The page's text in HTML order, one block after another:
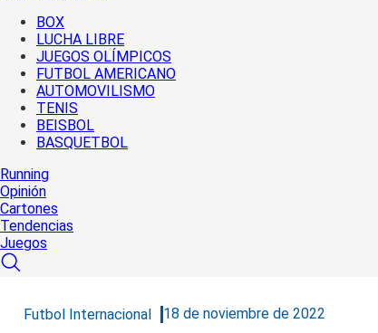
BOX
LUCHA LIBRE
JUEGOS OLÍMPICOS
FUTBOL AMERICANO
AUTOMOVILISMO
TENIS
BEISBOL
BASQUETBOL
Running
Opinión
Cartones
Tendencias
Juegos
Futbol Internacional 18 de noviembre de 2022